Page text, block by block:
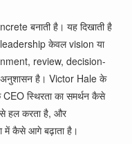
बनाती है। यह दिखाती है
केवल vision या
review, decision-
है। Victor Hale के
स्थिरता का समर्थन कैसे
हल करता है, और
में कैसे आगे बढ़ाता है।